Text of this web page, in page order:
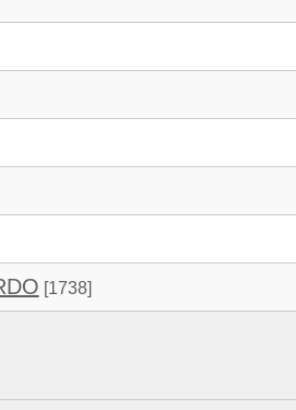
[1738]